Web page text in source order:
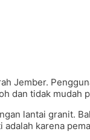
Jember.
dan tidak mudah
lantai granit.
adalah karena